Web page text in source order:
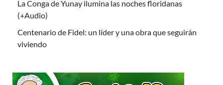
La Conga de Yunay ilumina las noches floridanas
(+Audio)
Centenario de Fidel: un líder y una obra que seguirán
viviendo